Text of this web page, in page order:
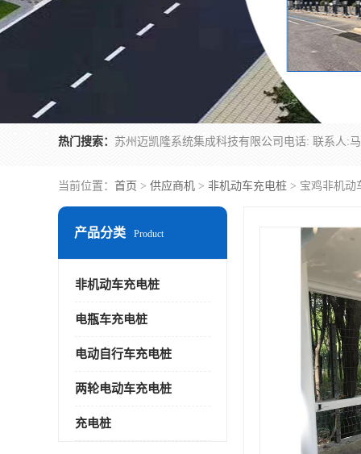
热门搜索：
当前位置： 首页 > 供应商机 > 非机动车充电桩 > 宝鸡非机动
产品分类 Product
非机动车充电桩
电瓶车充电桩
电动自行车充电桩
两轮电动车充电桩
充电桩